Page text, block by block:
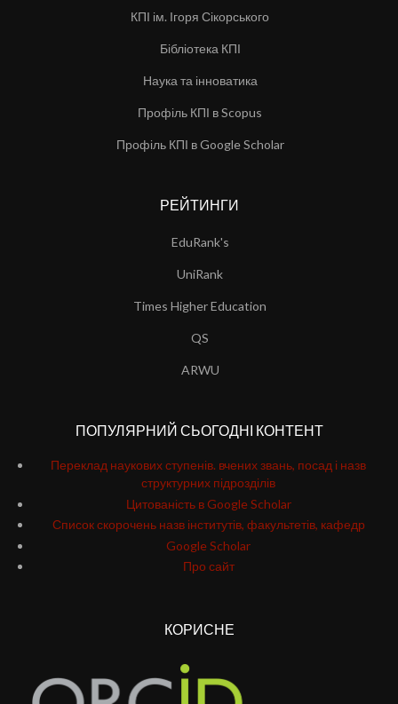
КПІ ім. Ігоря Сікорського
Бібліотека КПІ
Наука та інноватика
Профіль КПІ в Scopus
Профіль КПІ в Google Scholar
РЕЙТИНГИ
EduRank's
UniRank
Times Higher Education
QS
ARWU
ПОПУЛЯРНИЙ СЬОГОДНІ КОНТЕНТ
Переклад наукових ступенів. вчених звань, посад і назв
структурних підрозділів
Цитованість в Google Scholar
Список скорочень назв інститутів, факультетів, кафедр
Google Scholar
Про сайт
КОРИСНЕ